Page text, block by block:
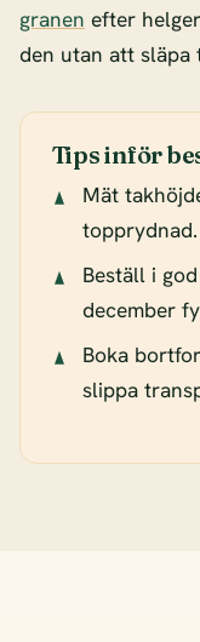
granen efter
den utan att släpa
Tips inför
Mät
topprydnad.
Beställ i
december
Boka
slippa